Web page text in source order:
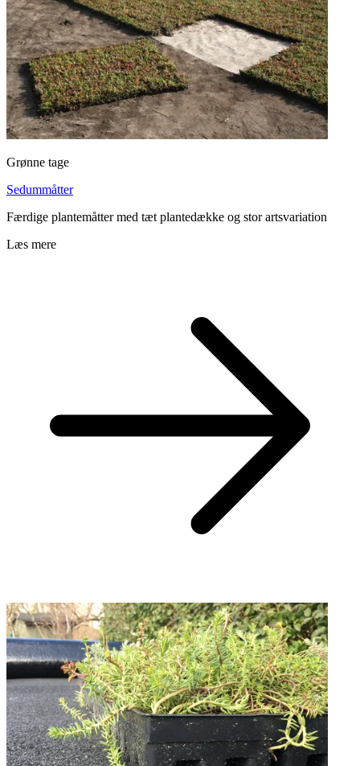
Grønne tage
Sedummåtter
Færdige plantemåtter med tæt plantedække og stor artsvariation
Læs mere